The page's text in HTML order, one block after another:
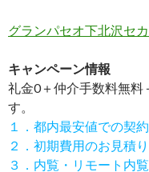
グランパセオ下北沢セ
キャンペーン情報
礼金0＋仲介手数料無料
す。
１．都内最安値での契
２．初期費用のお見積
３．内覧・リモート内